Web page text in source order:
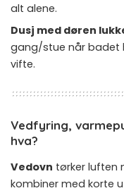
alt alene.
Dusj med døren
gang/stue når badet
vifte.
Vedfyring,
hva?
Vedovn tørker luften
kombiner med korte